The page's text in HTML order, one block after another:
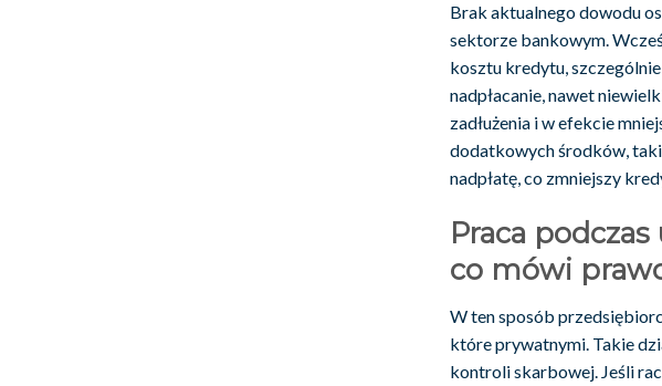
Brak aktualnego dowodu
sektorze bankowym.
kosztu kredytu,
nadpłacanie, nawet
zadłużenia i w efekcie
dodatkowych środków,
nadpłatę, co zmniejszy
Praca
co mówi
W ten sposób
które prywatnymi. Takie
kontroli skarbowej. Jeśli